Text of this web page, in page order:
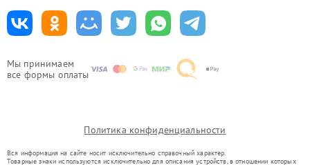
Мы принимаем
все формы оплаты
Политика конфиденциальности
Вся информация на сайте носит исключительно справочный характер.
Товарные знаки используются исключительно для описания устройств, в отношении которых